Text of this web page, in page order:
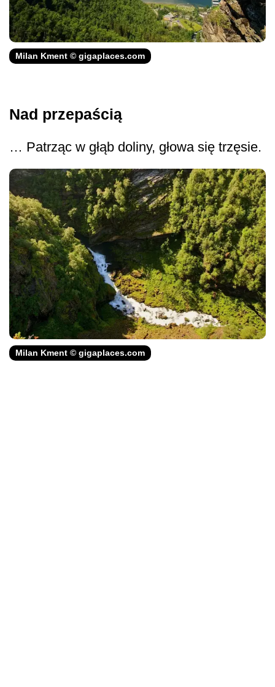
Milan Kment © gigaplaces.com
Nad przepaścią
… Patrząc w głąb doliny, głowa się trzęsie.
Milan Kment © gigaplaces.com